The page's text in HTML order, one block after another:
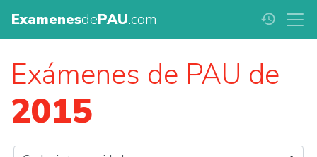
ExamenesdePAU.com history
Exámenes de PAU de
2015